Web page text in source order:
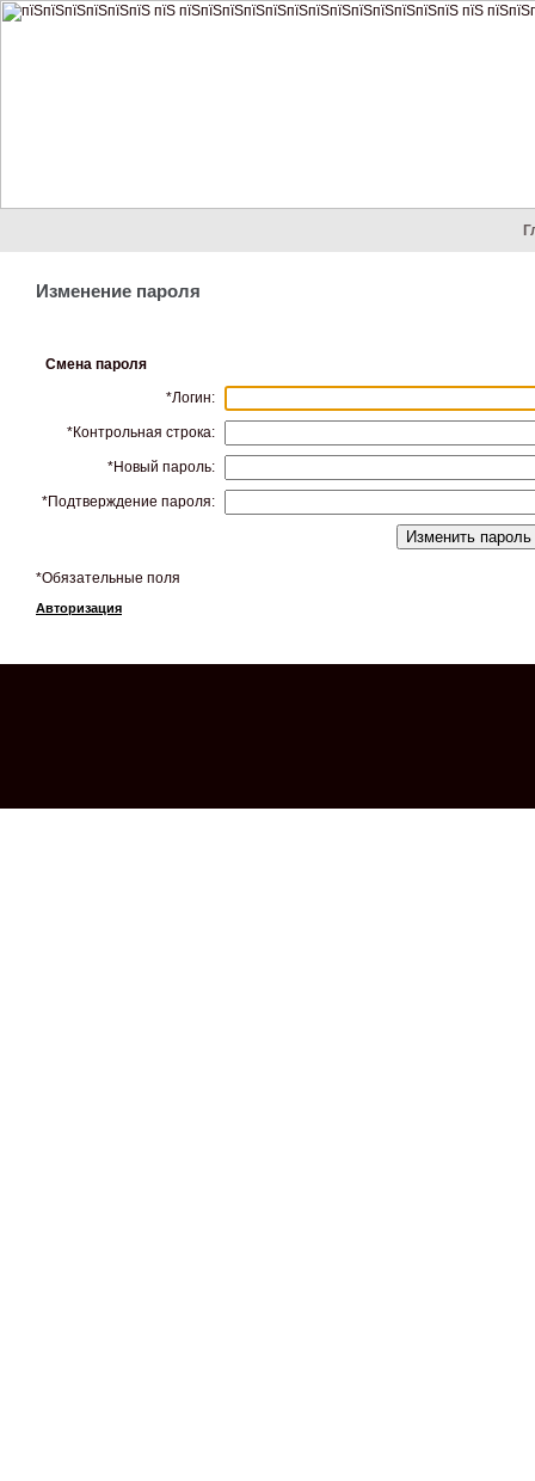
Изменение пароля
Смена пароля
*Логин:
*Контрольная строка:
*Новый пароль:
*Подтверждение пароля:
*Обязательные поля
Авторизация